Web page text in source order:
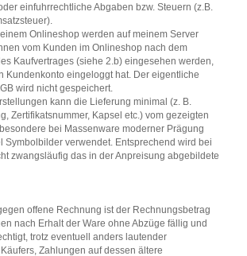
einfuhrrechtliche Abgaben bzw. Steuern (z.B.
Onlineshop werden auf meinem Server
vom Kunden im Onlineshop nach dem
Kaufvertrages (siehe 2.b) eingesehen werden,
Kundenkonto eingeloggt hat. Der eigentliche
wird nicht gespeichert.
kann die Lieferung minimal (z. B.
Zertifikatsnummer, Kapsel etc.) vom gezeigten
bei Massenware moderner Prägung
Symbolbilder verwendet. Entsprechend wird bei
zwangsläufig das in der Anpreisung abgebildete
offene Rechnung ist der Rechnungsbetrag
nach Erhalt der Ware ohne Abzüge fällig und
trotz eventuell anders lautender
Zahlungen auf dessen ältere